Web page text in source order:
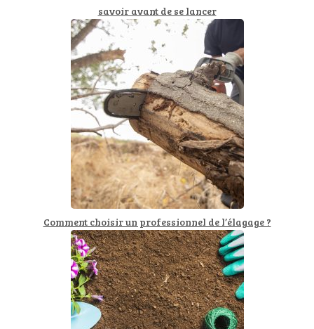
savoir avant de se lancer
Comment choisir un professionnel de l’élagage ?